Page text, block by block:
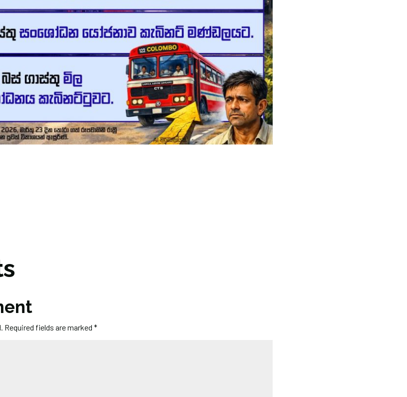
Required fields are marked *